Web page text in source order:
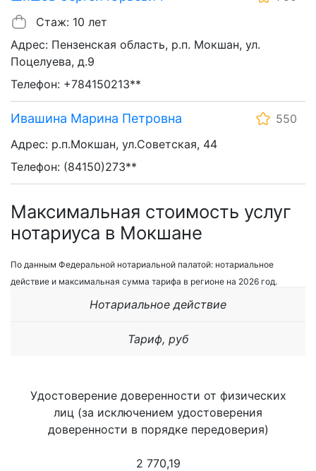
Стаж: 10 лет
Адрес: Пензенская область, р.п. Мокшан, ул.
Поцелуева, д.9
Телефон: +784150213**
Ивашина Марина Петровна
550
Адрес: р.п.Мокшан, ул.Советская, 44
Телефон: (84150)273**
Максимальная стоимость услуг
нотариуса в Мокшане
По данным Федеральной нотариальной палатой: нотариальное
действие и максимальная сумма тарифа в регионе на 2026 год.
Нотариальное действие
Тариф, руб
Удостоверение доверенности от физических
лиц (за исключением удостоверения
доверенности в порядке передоверия)
2 770,19